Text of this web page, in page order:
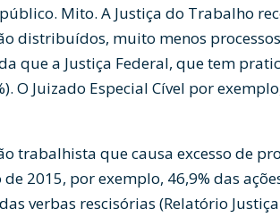
Mito. A Justiça do Trabalho
distribuídos, muito menos
que a Justiça Federal, que tem
O Juizado Especial Cível por
trabalhista que causa excesso de
2015, por exemplo, 46,9% das
verbas rescisórias (Relatório